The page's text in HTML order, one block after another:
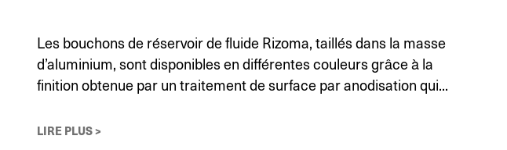
Les bouchons de réservoir de fluide Rizoma, taillés dans la masse
d’aluminium, sont disponibles en différentes couleurs grâce à la
finition obtenue par un traitement de surface par anodisation qui...
LIRE PLUS >